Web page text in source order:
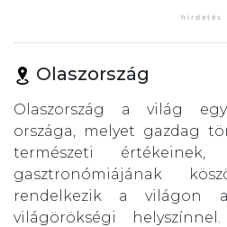
Olaszország
Olaszország a világ
országa, melyet gazdag
természeti értékeinek,
gasztronómiájának
rendelkezik a világon
világörökségi